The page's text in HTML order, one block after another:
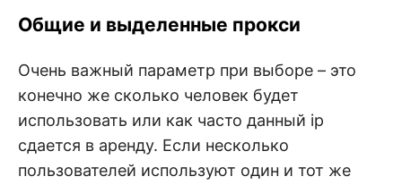
Общие и выделенные прокси
Очень важный параметр при выборе – это
конечно же сколько человек будет
использовать или как часто данный ip
сдается в аренду. Если несколько
пользователей используют один и тот же